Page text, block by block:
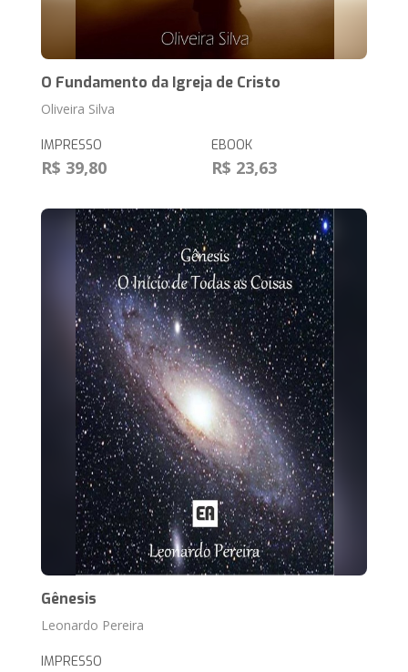
O Fundamento da Igreja de Cristo
Oliveira Silva
IMPRESSO
R$ 39,80
EBOOK
R$ 23,63
Gênesis
Leonardo Pereira
IMPRESSO